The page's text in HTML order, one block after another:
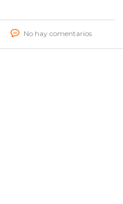
No hay comentarios